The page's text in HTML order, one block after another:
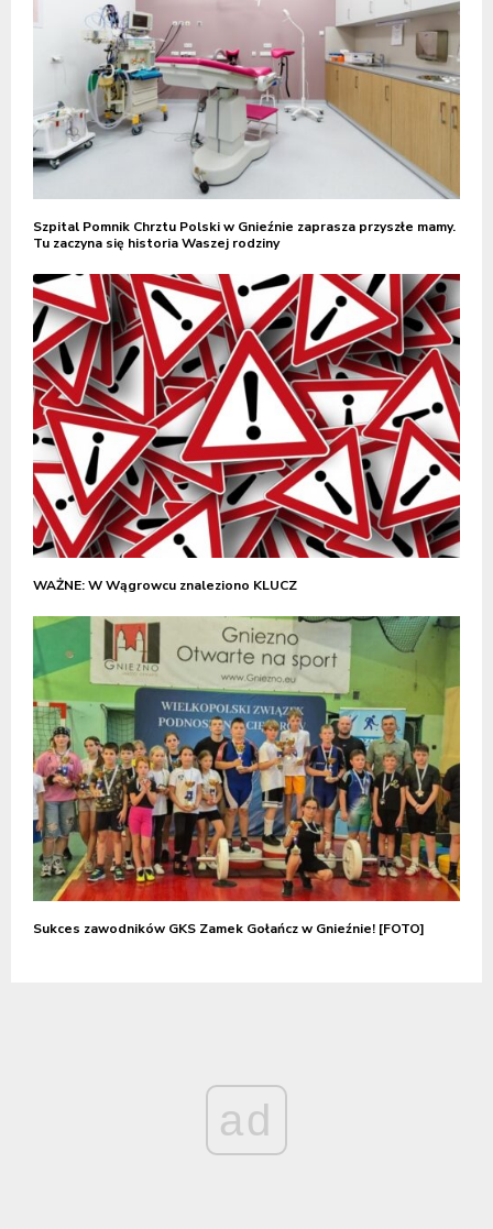
Szpital Pomnik Chrztu Polski w Gnieźnie zaprasza przyszłe mamy.
Tu zaczyna się historia Waszej rodziny
WAŻNE: W Wągrowcu znaleziono KLUCZ
Sukces zawodników GKS Zamek Gołańcz w Gnieźnie! [FOTO]
ad